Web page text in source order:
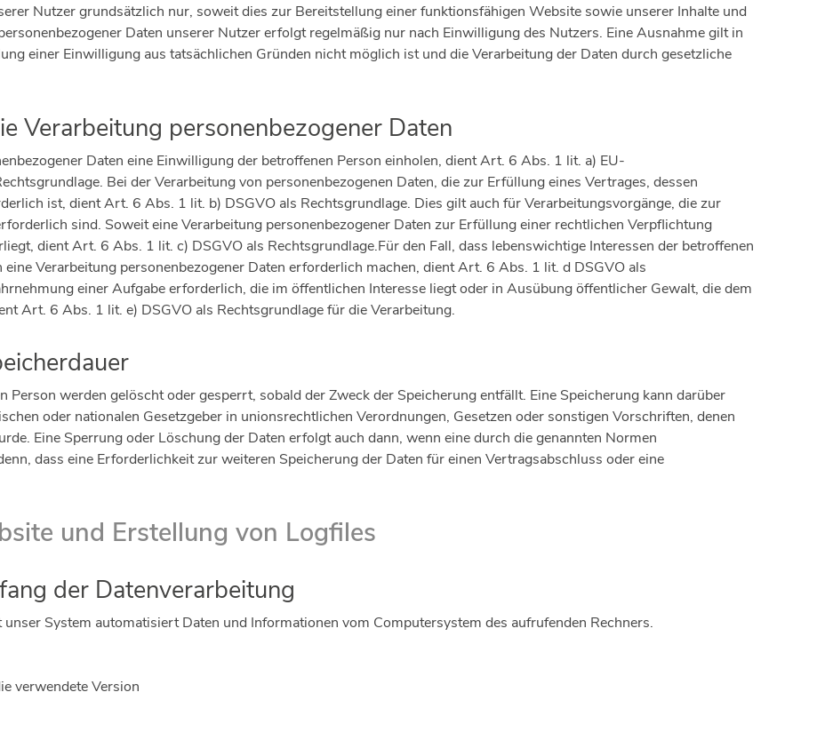
Nutzer grundsätzlich nur, soweit dies zur Bereitstellung einer funktionsfähigen Website sowie unserer Inhalte und
Daten unserer Nutzer erfolgt regelmäßig nur nach Einwilligung des Nutzers. Eine Ausnahme gilt in
einer Einwilligung aus tatsächlichen Gründen nicht möglich ist und die Verarbeitung der Daten durch gesetzliche
Verarbeitung personenbezogener Daten
Daten eine Einwilligung der betroffenen Person einholen, dient Art. 6 Abs. 1 lit. a) EU-
Bei der Verarbeitung von personenbezogenen Daten, die zur Erfüllung eines Vertrages, dessen
ist, dient Art. 6 Abs. 1 lit. b) DSGVO als Rechtsgrundlage. Dies gilt auch für Verarbeitungsvorgänge, die zur
sind. Soweit eine Verarbeitung personenbezogener Daten zur Erfüllung einer rechtlichen Verpflichtung
dient Art. 6 Abs. 1 lit. c) DSGVO als Rechtsgrundlage.Für den Fall, dass lebenswichtige Interessen der betroffenen
Verarbeitung personenbezogener Daten erforderlich machen, dient Art. 6 Abs. 1 lit. d DSGVO als
einer Aufgabe erforderlich, die im öffentlichen Interesse liegt oder in Ausübung öffentlicher Gewalt, die dem
Art. 6 Abs. 1 lit. e) DSGVO als Rechtsgrundlage für die Verarbeitung.
Person werden gelöscht oder gesperrt, sobald der Zweck der Speicherung entfällt. Eine Speicherung kann darüber
oder nationalen Gesetzgeber in unionsrechtlichen Verordnungen, Gesetzen oder sonstigen Vorschriften, denen
Eine Sperrung oder Löschung der Daten erfolgt auch dann, wenn eine durch die genannten Normen
dass eine Erforderlichkeit zur weiteren Speicherung der Daten für einen Vertragsabschluss oder eine
und Erstellung von Logfiles
der Datenverarbeitung
System automatisiert Daten und Informationen vom Computersystem des aufrufenden Rechners.
verwendete Version